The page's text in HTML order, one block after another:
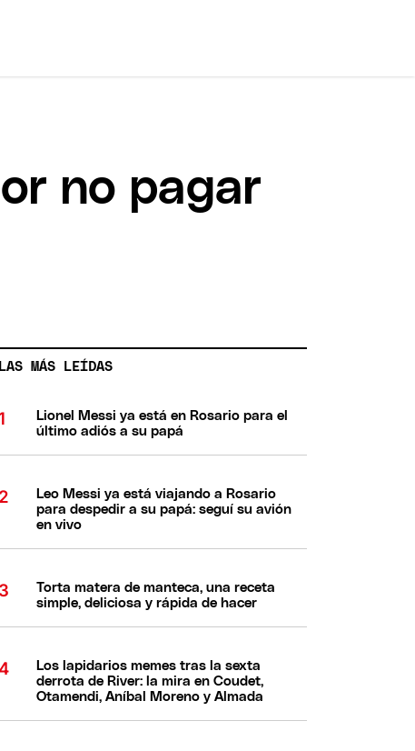
no pagar
LAS MÁS LEÍDAS
Lionel Messi ya está en Rosario para el
último adiós a su papá
Leo Messi ya está viajando a Rosario
para despedir a su papá: seguí su avión
en vivo
Torta matera de manteca, una receta
simple, deliciosa y rápida de hacer
Los lapidarios memes tras la sexta
derrota de River: la mira en Coudet,
Otamendi, Aníbal Moreno y Almada